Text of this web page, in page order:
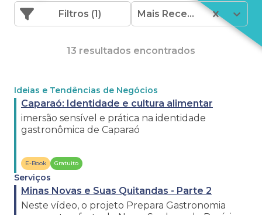
Filtros (1) Mais Recentes
13 resultados encontrados
Ideias e Tendências de Negócios
Caparaó: Identidade e cultura alimentar
imersão sensível e prática na identidade
gastronômica de Caparaó
E-Book Gratuito
Serviços
Minas Novas e Suas Quitandas - Parte 2
Neste vídeo, o projeto Prepara Gastronomia